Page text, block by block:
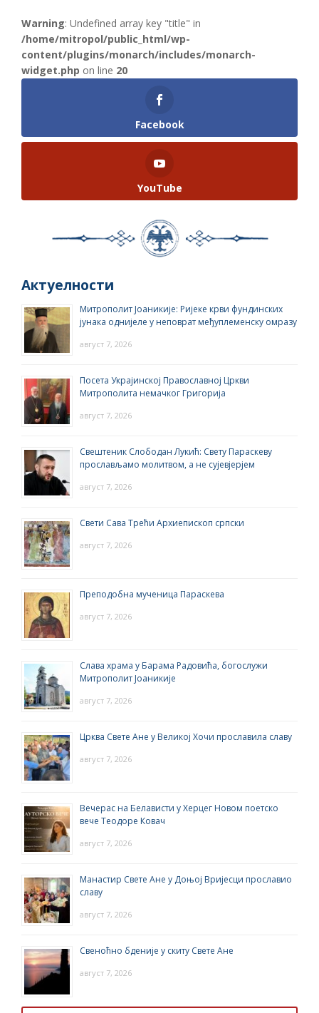
Warning: Undefined array key "title" in
/home/mitropol/public_html/wp-
content/plugins/monarch/includes/monarch-
widget.php on line 20
Facebook
YouTube
Актуелности
Митрополит Јоаникије: Ријеке крви фундинских
јунака однијеле у неповрат међуплеменску омразу
август 7, 2026
Посета Украјинској Православној Цркви
Митрополита немачког Григорија
август 7, 2026
Свештеник Слободан Лукић: Свету Параскеву
прослављамо молитвом, а не сујевјерјем
август 7, 2026
Свети Сава Трећи Архиепископ српски
август 7, 2026
Преподобна мученица Параскева
август 7, 2026
Слава храма у Барама Радовића, богослужи
Митрополит Јоаникије
август 7, 2026
Црква Свете Ане у Великој Хочи прославила славу
август 7, 2026
Вечерас на Белависти у Херцег Новом поетско
вече Теодоре Ковач
август 7, 2026
Манастир Свете Ане у Доњој Вријесци прославио
славу
август 7, 2026
Свеноћно бденије у скиту Свете Ане
август 7, 2026